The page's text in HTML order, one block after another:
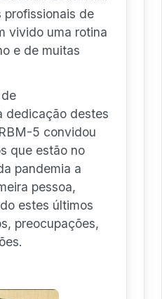
profissionais de
vivido uma rotina
e de muitas
dedicação destes
5 convidou
que estão no
pandemia a
pessoa,
estes últimos
preocupações,